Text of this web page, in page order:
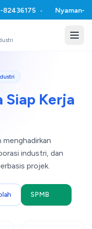
• Nyaman-Ihsan-
Siap Kerja
industri, dan
projek.
SPMB